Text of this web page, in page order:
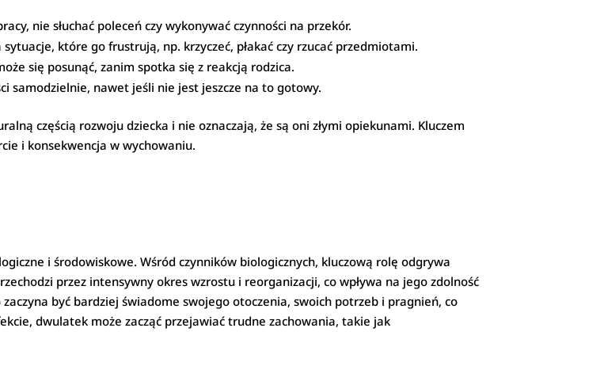
nie słuchać poleceń czy wykonywać czynności na przekór.
które go frustrują, np. krzyczeć, płakać czy rzucać przedmiotami.
się posunąć, zanim spotka się z reakcją rodzica.
samodzielnie, nawet jeśli nie jest jeszcze na to gotowy.
częścią rozwoju dziecka i nie oznaczają, że są oni złymi opiekunami. Kluczem
i konsekwencja w wychowaniu.
i środowiskowe. Wśród czynników biologicznych, kluczową rolę odgrywa
przez intensywny okres wzrostu i reorganizacji, co wpływa na jego zdolność
być bardziej świadome swojego otoczenia, swoich potrzeb i pragnień, co
dwulatek może zacząć przejawiać trudne zachowania, takie jak